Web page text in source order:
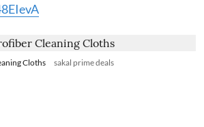
Cloths sakal prime deals